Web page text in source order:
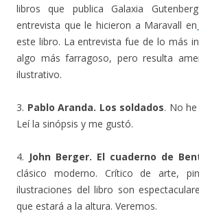
libros que publica Galaxia
entrevista que le hicieron a Maravall en
este libro. La entrevista fue de lo más
algo más farragoso, pero resulta
ilustrativo.
3. Pablo Aranda. Los soldados. No
Leí la sinópsis y me gustó.
4. John Berger. El cuaderno de
clásico moderno. Crítico de arte,
ilustraciones del libro son
que estará a la altura. Veremos.